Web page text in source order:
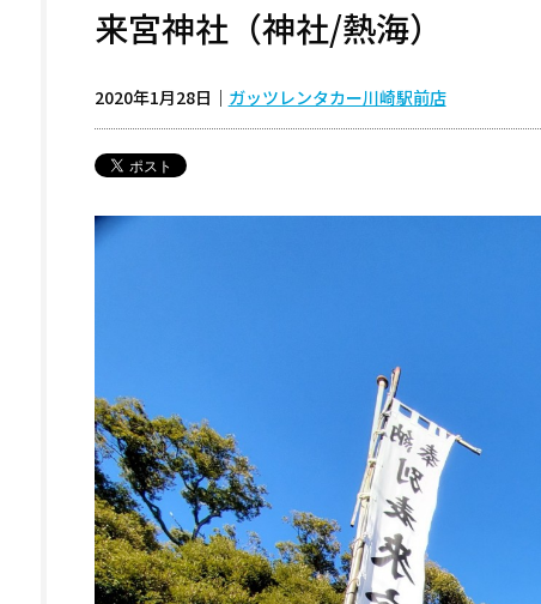
来宮神社（神社/熱海）
2020年1月28日 ｜ ガッツレンタカー川崎駅前店